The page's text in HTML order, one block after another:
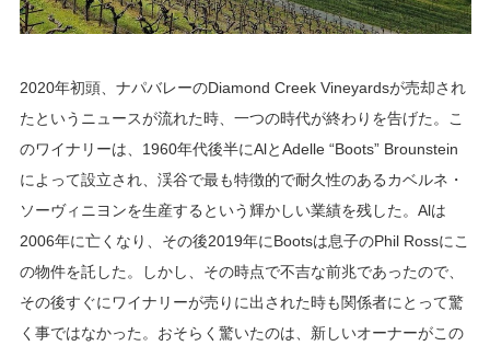
2020年初頭、ナパバレーのDiamond Creek Vineyardsが売却され
たというニュースが流れた時、一つの時代が終わりを告げた。こ
のワイナリーは、1960年代後半にAlとAdelle “Boots” Brounstein
によって設立され、渓谷で最も特徴的で耐久性のあるカベルネ・
ソーヴィニヨンを生産するという輝かしい業績を残した。Alは
2006年に亡くなり、その後2019年にBootsは息子のPhil Rossにこ
の物件を託した。しかし、その時点で不吉な前兆であったので、
その後すぐにワイナリーが売りに出された時も関係者にとって驚
く事ではなかった。おそらく驚いたのは、新しいオーナーがこの